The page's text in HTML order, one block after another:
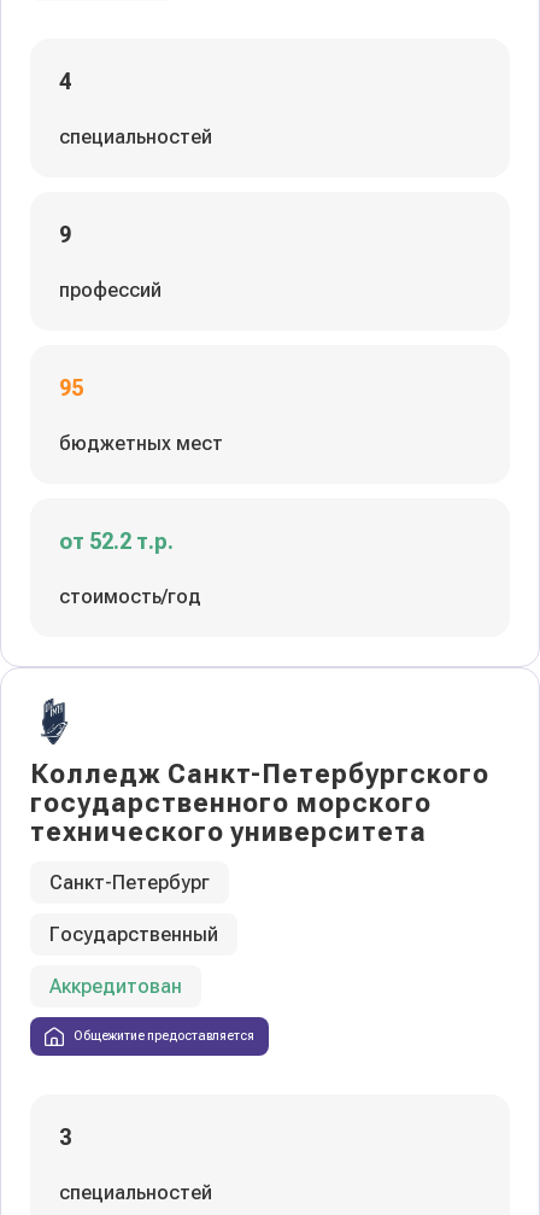
4
специальностей
9
профессий
95
бюджетных мест
от 52.2 т.р.
стоимость/год
Колледж Санкт-Петербургского
государственного морского
технического университета
Санкт-Петербург
Государственный
Аккредитован
Общежитие предоставляется
3
специальностей